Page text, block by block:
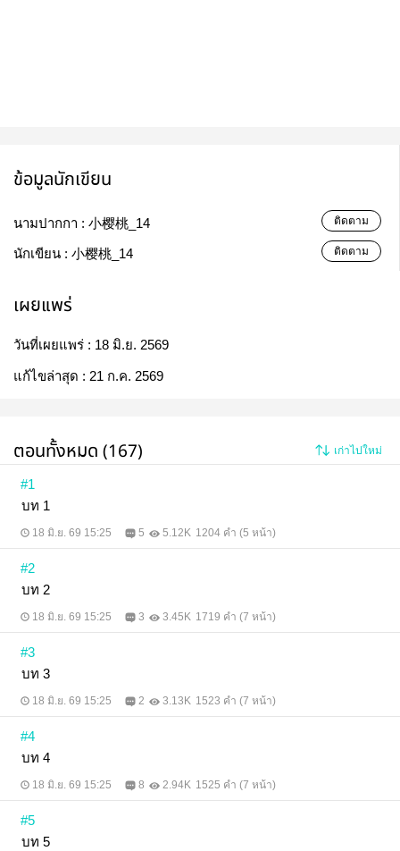
ข้อมูลนักเขียน
นามปากกา : 小樱桃​_14 ติดตาม
นักเขียน : 小樱桃_14 ติดตาม
เผยแพร่
วันที่เผยแพร่ : 18 มิ.ย. 2569
แก้ไขล่าสุด : 21 ก.ค. 2569
ตอนทั้งหมด (167) เก่าไปใหม่
#1
บท​ 1
18 มิ.ย. 69 15:25 5 5.12K 1204 คำ (5 หน้า)
#2
บท​ 2
18 มิ.ย. 69 15:25 3 3.45K 1719 คำ (7 หน้า)
#3
บท​ 3
18 มิ.ย. 69 15:25 2 3.13K 1523 คำ (7 หน้า)
#4
บท​ 4
18 มิ.ย. 69 15:25 8 2.94K 1525 คำ (7 หน้า)
#5
บท​ 5